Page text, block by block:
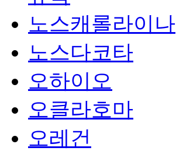
노스캐롤라이나
노스다코타
오하이오
오클라호마
오레건